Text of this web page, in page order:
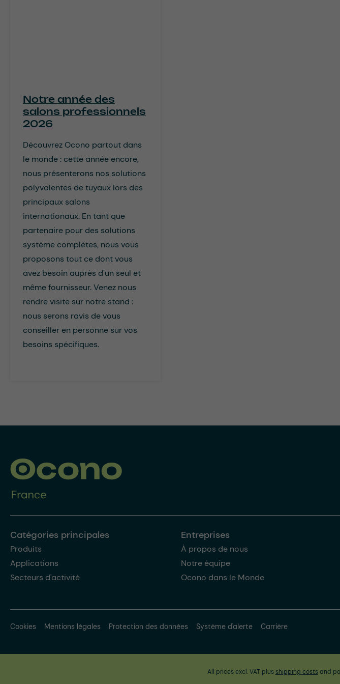
Notre année des
salons professionnels
2026
Découvrez Ocono partout dans
le monde : cette année encore,
nous présenterons nos solutions
polyvalentes de tuyaux lors des
principaux salons
internationaux. En tant que
partenaire pour des solutions
système complètes, nous vous
proposons tout ce dont vous
avez besoin auprès d'un seul et
même fournisseur. Venez nous
rendre visite sur notre stand :
nous serons ravis de vous
conseiller en personne sur vos
besoins spécifiques.
Catégories principales
Produits
Applications
Secteurs d'activité
Entreprises
À propos de nous
Notre équipe
Ocono dans le Monde
Cookies Mentions légales Protection des données Système d'alerte Carrière
All prices excl. VAT plus shipping costsand